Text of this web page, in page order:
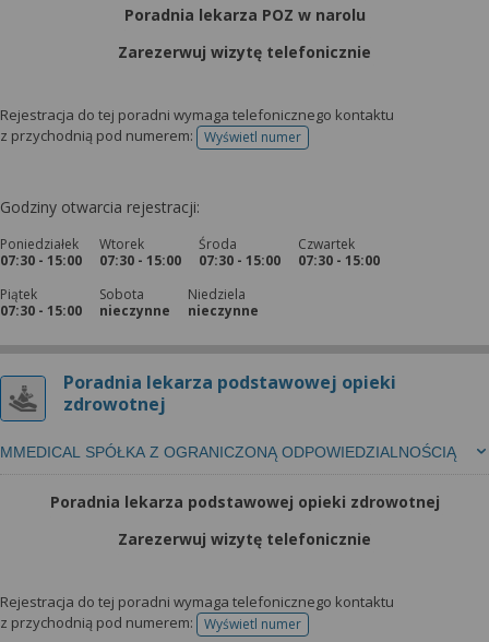
Poradnia lekarza POZ w narolu
Zarezerwuj wizytę telefonicznie
Rejestracja do tej poradni wymaga telefonicznego kontaktu
z przychodnią pod numerem:
Wyświetl numertelefonu do rejestracji
Godziny otwarcia rejestracji:
Poniedziałek
07:30 - 15:00
Wtorek
07:30 - 15:00
Środa
07:30 - 15:00
Czwartek
07:30 - 15:00
Piątek
07:30 - 15:00
Sobota
nieczynne
Niedziela
nieczynne
Poradnia lekarza podstawowej opieki
zdrowotnej
MMEDICAL SPÓŁKA Z OGRANICZONĄ ODPOWIEDZIALNOŚCIĄ
Poradnia lekarza podstawowej opieki zdrowotnej
Zarezerwuj wizytę telefonicznie
Rejestracja do tej poradni wymaga telefonicznego kontaktu
z przychodnią pod numerem:
Wyświetl numertelefonu do rejestracji